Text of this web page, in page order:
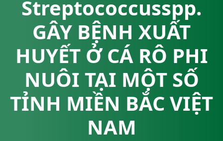
Streptococcusspp.
GÂY BỆNH XUẤT
HUYẾT Ở CÁ RÔ PHI
NUÔI TẠI MỘT SỐ
TỈNH MIỀN BẮC VIỆT
NAM